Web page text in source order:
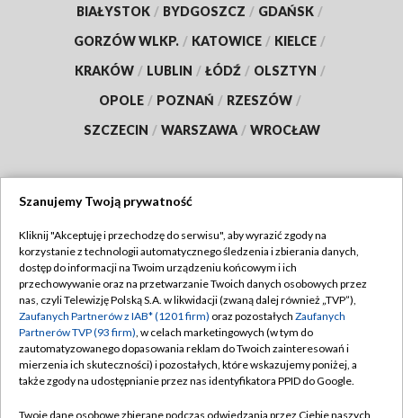
BIAŁYSTOK / BYDGOSZCZ / GDAŃSK /
GORZÓW WLKP. / KATOWICE / KIELCE /
KRAKÓW / LUBLIN / ŁÓDŹ / OLSZTYN /
OPOLE / POZNAŃ / RZESZÓW /
SZCZECIN / WARSZAWA / WROCŁAW
TVP
Abonament TVP
Emisja w TVP
Centrum informacji TVP
Naziemna Telewizja Cyfrowa
Regulamin TVP
Polityka prywatności
Moje zgody
Pomoc
Szanujemy Twoją prywatność
Kliknij "Akceptuję i przechodzę do serwisu", aby wyrazić zgody na
korzystanie z technologii automatycznego śledzenia i zbierania danych,
dostęp do informacji na Twoim urządzeniu końcowym i ich
przechowywanie oraz na przetwarzanie Twoich danych osobowych przez
nas, czyli Telewizję Polską S.A. w likwidacji (zwaną dalej również „TVP”),
Zaufanych Partnerów z IAB* (1201 firm) oraz pozostałych Zaufanych
Partnerów TVP (93 firm), w celach marketingowych (w tym do
zautomatyzowanego dopasowania reklam do Twoich zainteresowań i
mierzenia ich skuteczności) i pozostałych, które wskazujemy poniżej, a
także zgody na udostępnianie przez nas identyfikatora PPID do Google.
Twoje dane osobowe zbierane podczas odwiedzania przez Ciebie naszych